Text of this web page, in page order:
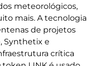
meteorológicos,
mais. A tecnologia
de projetos
Synthetix e
crítica